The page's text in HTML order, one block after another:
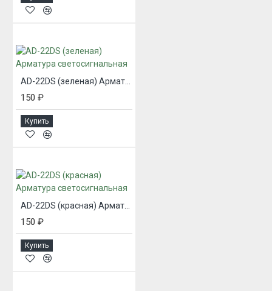
AD-22DS (зеленая) Арматура светосигнальная
150 ₽
Купить
150 ₽
Купить